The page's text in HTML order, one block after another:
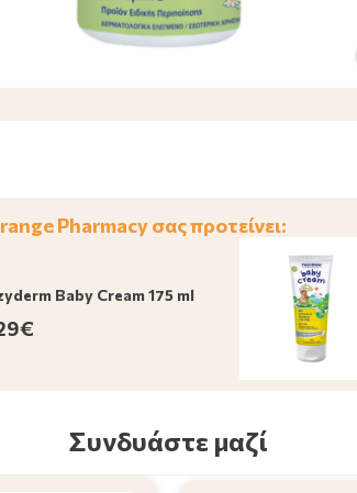
Pharmacy σας προτείνει:
Baby Cream 175 ml
Συνδυάστε μαζί